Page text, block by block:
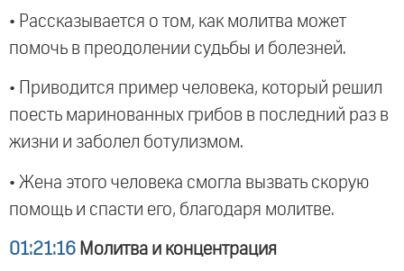
• Рассказывается о том, как молитва может
помочь в преодолении судьбы и болезней.
• Приводится пример человека, который решил
поесть маринованных грибов в последний раз в
жизни и заболел ботулизмом.
• Жена этого человека смогла вызвать скорую
помощь и спасти его, благодаря молитве.
01:21:16 Молитва и концентрация